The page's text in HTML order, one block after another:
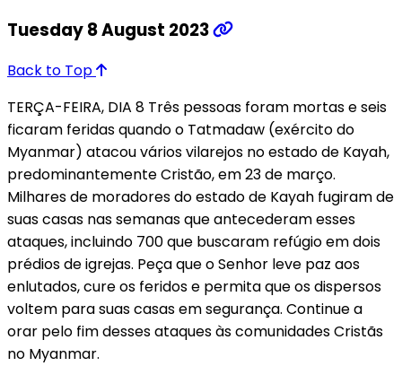
Tuesday 8 August 2023
Back to Top
TERÇA-FEIRA, DIA 8 Três pessoas foram mortas e seis
ficaram feridas quando o Tatmadaw (exército do
Myanmar) atacou vários vilarejos no estado de Kayah,
predominantemente Cristão, em 23 de março.
Milhares de moradores do estado de Kayah fugiram de
suas casas nas semanas que antecederam esses
ataques, incluindo 700 que buscaram refúgio em dois
prédios de igrejas. Peça que o Senhor leve paz aos
enlutados, cure os feridos e permita que os dispersos
voltem para suas casas em segurança. Continue a
orar pelo fim desses ataques às comunidades Cristãs
no Myanmar.